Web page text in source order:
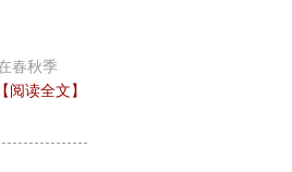
春秋季
【阅读全文】